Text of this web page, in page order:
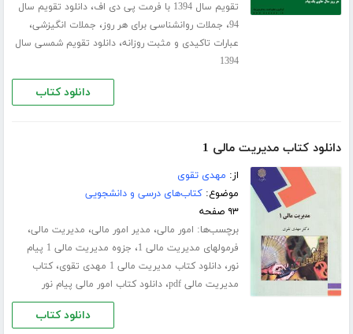
تقویم سال 1394 با فرمت پی دی اف
،دانلود تقویم سال
94، جملات روانشناسی برای هر روز، جملات انگیزشی،
عبارات تاکیدی و مثبت روزانه،دانلود تقویم شمسی سال
1394
دانلود کتاب
دانلود کتاب مدیریت مالی 1
از: مهدی تقوی
موضوع:کتاب‌های درسی و دانشجویی
۹۳ صفحه
برچسب‌ها: امور مالی، مدیر امور مالی، مدیریت مالی،
فرمولهای مدیریت مالی 1 ،
جزوه مدیریت مالی 1 پیام
نور،دانلود کتاب مدیریت مالی 1 مهدی تقوی ،کتاب
مدیریت مالی pdf
،دانلود کتاب امور مالی پیام نور
دانلود کتاب